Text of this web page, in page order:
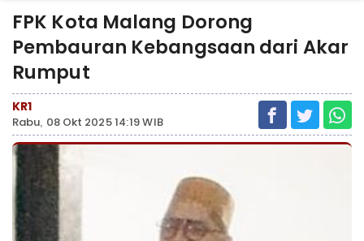
FPK Kota Malang Dorong
Pembauran Kebangsaan dari Akar
Rumput
KR1
Rabu, 08 Okt 2025 14:19 WIB